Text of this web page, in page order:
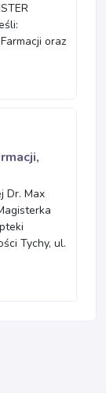
oraz
Dr. Max
Tychy, ul.